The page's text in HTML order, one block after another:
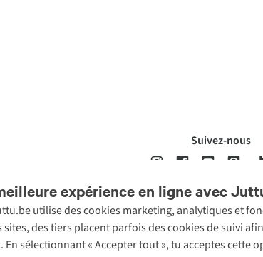
expérience en ligne avec
utilise des cookies marketing, analytiques et
des tiers placent parfois des cookies de suivi
sélectionnant « Accepter tout », tu acceptes
Suivez-nous
Mentions légales Politique de confidentialté